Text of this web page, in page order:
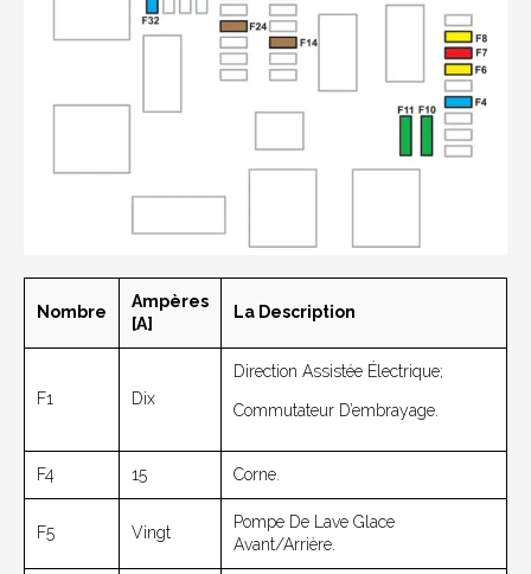
Nombre
Ampères
[A]
La Description
F1 Dix
Direction Assistée Électrique;
Commutateur D’embrayage.
F4 15 Corne.
F5 Vingt
Pompe De Lave Glace
Avant/arrière.